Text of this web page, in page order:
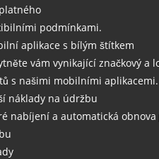
podmínkami.
aplikace s bílým štítkem
vám vynikající značkový a
s našimi mobilními aplikacemi.
náklady na údržbu
nabíjení a automatická